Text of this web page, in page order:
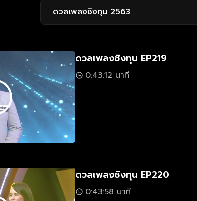
ดวลเพลงชิงทุน 2563
ดวลเพลงชิงทุน EP219
0:43:12 นาที
ดวลเพลงชิงทุน EP220
0:43:58 นาที